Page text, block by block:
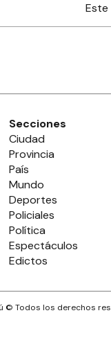
Secciones
Ciudad
Provincia
País
Mundo
Deportes
Policiales
Política
Espectáculos
Edictos
© Todos los derechos